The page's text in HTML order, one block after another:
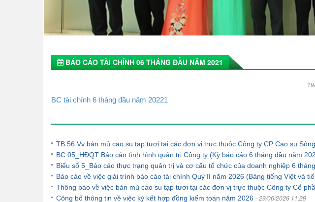
BÁO CÁO TÀI CHÍNH 06 THÁNG ĐẦU NĂM 2021
BC tài chính 6 tháng đầu năm 20221
TB 56 Vv bán mủ cao su tạp tươi tại các đơn vị trực thuộc Công ty CP Cao su
BC 05_HĐQT Báo cáo tình hình quản trị Công ty (Kỳ báo cáo 6 tháng đầu năm
Biểu số 5_Báo cáo thực trạng quản trị và cơ cấu tổ chức của doanh nghiệp 6
Báo cáo về việc giải trình báo cáo tài chính Quý II năm 2026 (Bảng tiếng Việt và
Thông báo về việc bán mủ cao su tạp tươi tại các đơn vị trực thuộc Công ty Cổ
Công bố thông tin về việc ký kết hợp đồng kiểm toán năm 2026 - 29/06/2026 11:29